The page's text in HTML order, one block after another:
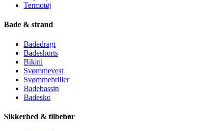
Termotøj
Bade & strand
Badedragt
Badeshorts
Bikini
Svømmevest
Svømmebriller
Badebassin
Badesko
Sikkerhed & tilbehør